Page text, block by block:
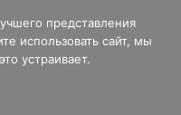
ул.Мира 32/2
представления
использовать сайт, мы
устраивает.